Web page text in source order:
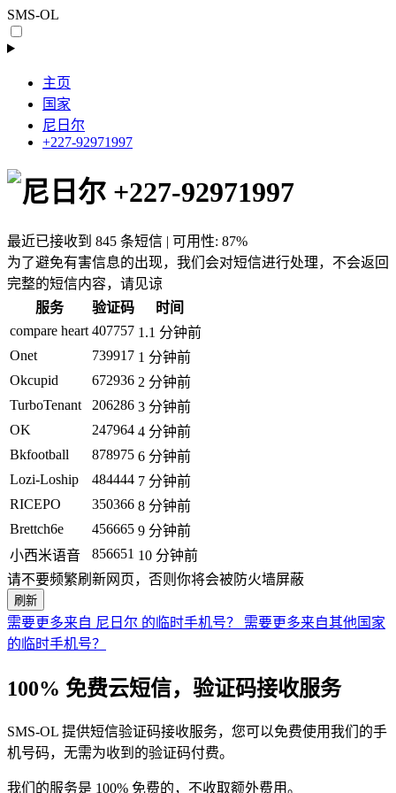
SMS-OL
主页
国家
尼日尔
+227-92971997
+227-92971997
最近已接收到 845 条短信 | 可用性: 87%
为了避免有害信息的出现，我们会对短信进行处理，不会返回
完整的短信内容，请见谅
服务
验证码
时间
compare heart 407757 1.1 分钟前
Onet
739917 1 分钟前
Okcupid
672936 2 分钟前
TurboTenant
206286 3 分钟前
OK
247964 4 分钟前
Bkfootball
878975 6 分钟前
Lozi-Loship
484444 7 分钟前
RICEPO
350366 8 分钟前
Brettch6e
456665 9 分钟前
小西米语音
856651 10 分钟前
请不要频繁刷新网页，否则你将会被防火墙屏蔽
刷新
需要更多来自 尼日尔 的临时手机号？ 需要更多来自其他国家
的临时手机号？
100% 免费云短信，验证码接收服务
SMS-OL 提供短信验证码接收服务，您可以免费使用我们的手
机号码，无需为收到的验证码付费。
我们的服务是 100% 免费的，不收取额外费用。